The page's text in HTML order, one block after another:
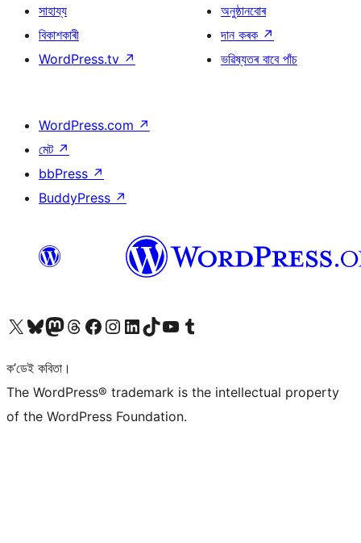
সাহায্য
বিকাশকাৰী
WordPress.tv ↗
অনুষ্ঠানবোৰ
দান কৰক ↗
ভৱিষ্যতৰ বাবে পাঁচ
WordPress.com ↗
মেট ↗
bbPress ↗
BuddyPress ↗
আমাৰ X (আগৰ Twitter) একাউণ্টলৈ যাওকআমাৰ Bluesky একাউণ্টলৈ যাওকআমাৰ Mastodon একাউণ্টলৈ যাওকআমাৰ Threads একাউণ্টলৈ যাওকআমাৰ Facebook পৃষ্ঠালৈ যাওকআমাৰ Instagram একাউণ্টলৈ যাওকআমাৰ LinkedIn একাউণ্টলৈ যাওকআমাৰ TikTok একাউণ্টলৈ যাওকআমাৰ YouTube চেনেললৈ যাওকআমাৰ Tumblr একাউণ্টলৈ যাওক
ক’ডেই কবিতা।
The WordPress® trademark is the intellectual property
of the WordPress Foundation.